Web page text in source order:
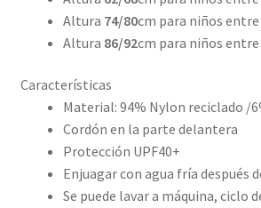
Altura 74/80cm para niños entre
Altura 86/92cm para niños entre
Características
Material: 94% Nylon reciclado /
Cordón en la parte delantera
Protección UPF40+
Enjuagar con agua fría después
Se puede lavar a máquina, ciclo